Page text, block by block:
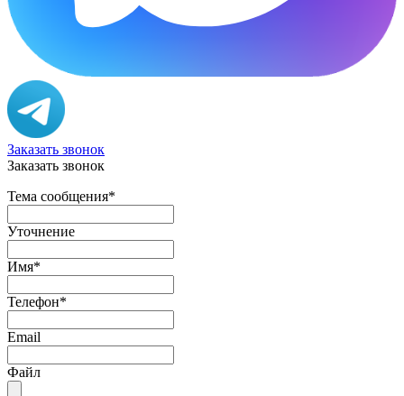
Заказать звонок
Заказать звонок
Тема сообщения*
Уточнение
Имя*
Телефон*
Email
Файл